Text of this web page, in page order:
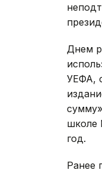
УЕФА,
школе
год.